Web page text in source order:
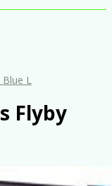
L
Flyby